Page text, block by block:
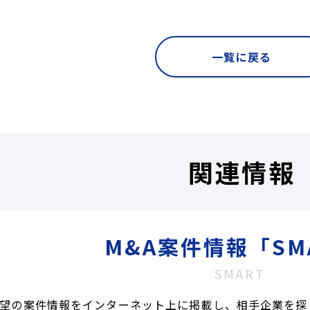
一覧に戻る
関連情報
M&A案件情報「
SMART
の案件情報をインターネット上に掲載し、相手企業を探